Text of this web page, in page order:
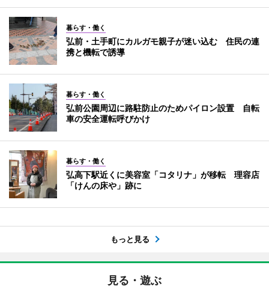
暮らす・働く
弘前・土手町にカルガモ親子が迷い込む 住民の連
携と機転で誘導
暮らす・働く
弘前公園周辺に路駐防止のためパイロン設置 自転
車の安全運転呼びかけ
暮らす・働く
弘高下駅近くに美容室「コタリナ」が移転 理容店
「けんの床や」跡に
もっと見る
見る・遊ぶ